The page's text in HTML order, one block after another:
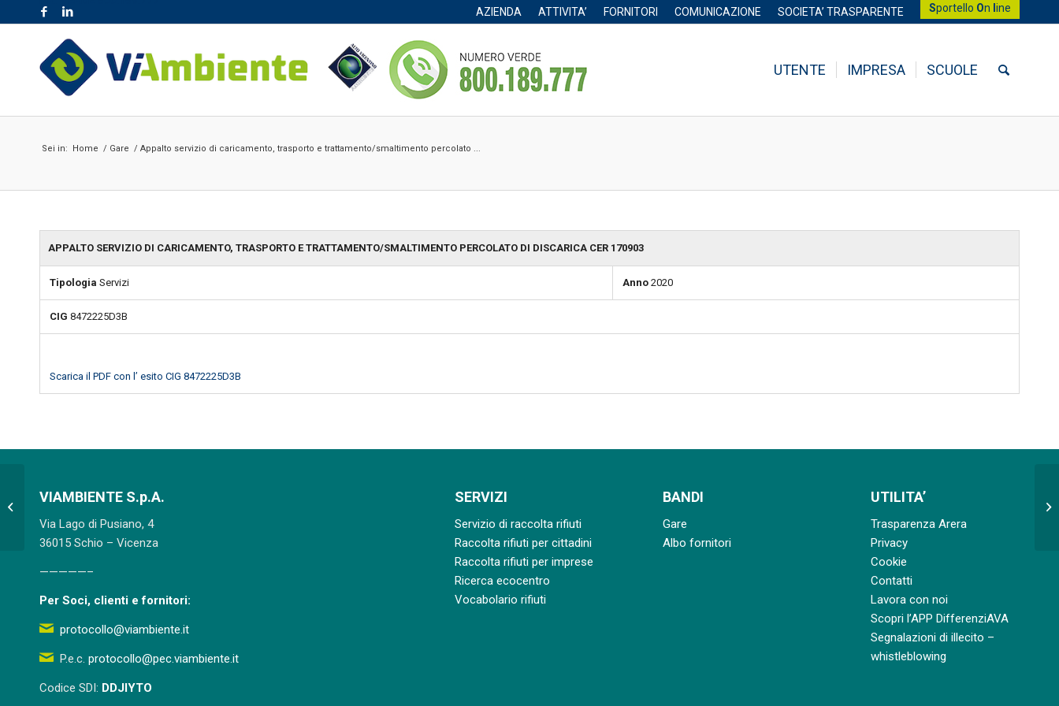
AZIENDA ATTIVITA’ FORNITORI COMUNICAZIONE SOCIETA’ TRASPARENTE Sportello On ine
UTENTE IMPRESA SCUOLE
Sei in: Home / Gare / Appalto servizio di caricamento, trasporto e trattamento/smaltimento percolato ...
APPALTO SERVIZIO DI CARICAMENTO, TRASPORTO E TRATTAMENTO/SMALTIMENTO PERCOLATO DI DISCARICA CER 170903
Tipologia Servizi Anno 2020
CIG 8472225D3B
Scarica il PDF con l’ esito CIG 8472225D3B
VIAMBIENTE S.p.A.
Via Lago di Pusiano, 4
36015 Schio – Vicenza
—————–
Per Soci, clienti e fornitori:
protocollo@viambiente.it
P.e.c. protocollo@pec.viambiente.it
Codice SDI: DDJIYTO
SERVIZI
Servizio di raccolta rifiuti
Raccolta rifiuti per cittadini
Raccolta rifiuti per imprese
Ricerca ecocentro
Vocabolario rifiuti
BANDI
Gare
Albo fornitori
UTILITA’
Trasparenza Arera
Privacy
Cookie
Contatti
Lavora con noi
Scopri l’APP DifferenziAVA
Segnalazioni di illecito –
whistleblowing
Appalto fornitura di n. 2 spazzatrici